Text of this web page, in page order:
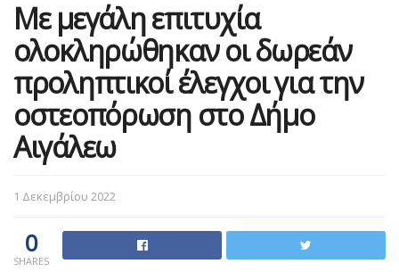
Με μεγάλη επιτυχία
ολοκληρώθηκαν οι δωρεάν
προληπτικοί έλεγχοι για την
οστεοπόρωση στο Δήμο
Αιγάλεω
1 Δεκεμβρίου 2022
0
SHARES